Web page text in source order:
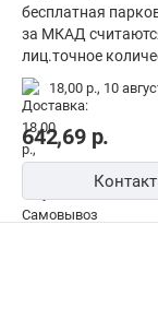
бесплатная
за МКАД
лиц.точное
установка
металл, ВхШхГ:
18,00 р., 10
642,69р.